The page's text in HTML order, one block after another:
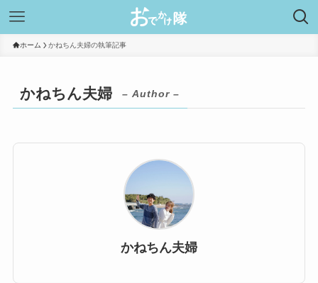
ホーム かねちん夫婦の執筆記事
かねちん夫婦 – Author –
かねちん夫婦